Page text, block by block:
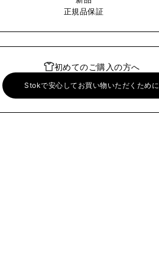
正規品保証
初めてのご購入の方へ
Stokで安心してお買い物いただくために